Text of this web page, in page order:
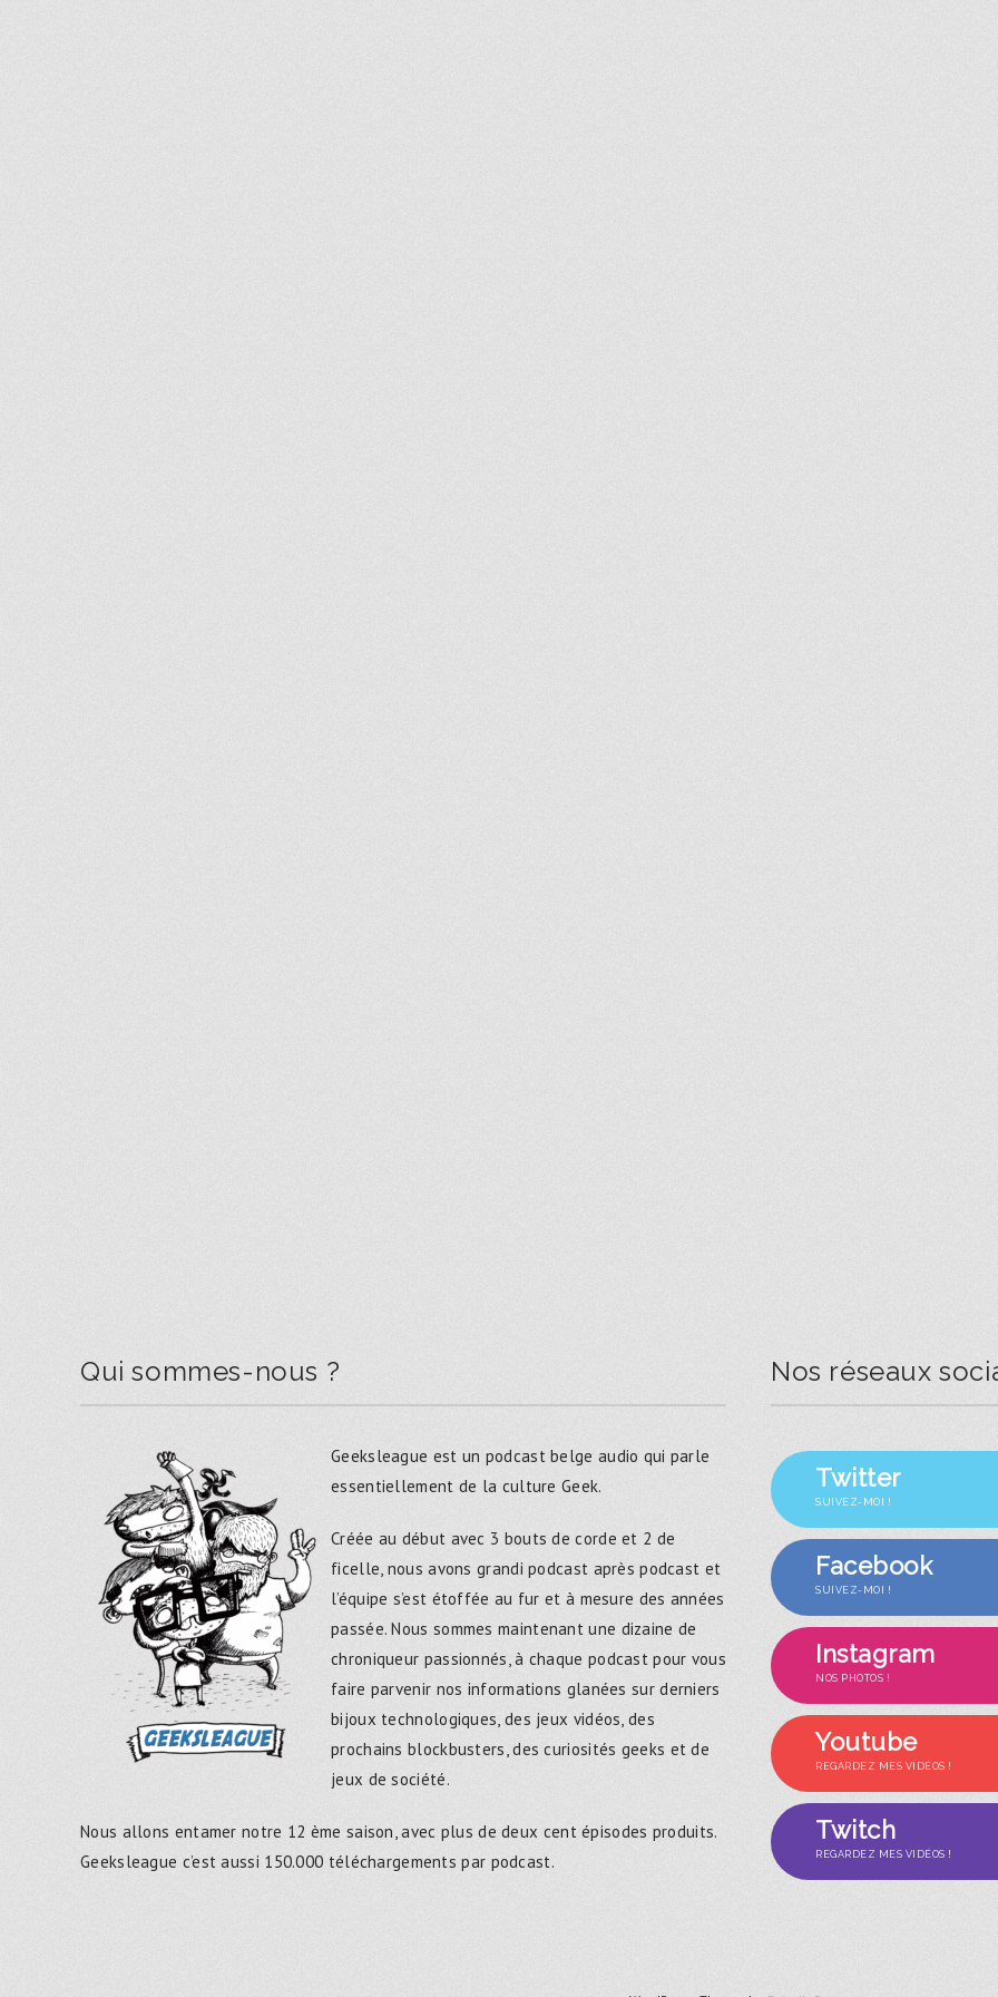
Qui sommes-nous ?
Geeksleague est un podcast belge audio qui parle
essentiellement de la culture Geek.
Créée au début avec 3 bouts de corde et 2 de
ficelle, nous avons grandi podcast après podcast et
l’équipe s’est étoffée au fur et à mesure des années
passée. Nous sommes maintenant une dizaine de
chroniqueur passionnés, à chaque podcast pour vous
faire parvenir nos informations glanées sur derniers
bijoux technologiques, des jeux vidéos, des
prochains blockbusters, des curiosités geeks et de
jeux de société.
Nous allons entamer notre 12 ème saison, avec plus de deux cent épisodes produits.
Geeksleague c’est aussi 150.000 téléchargements par podcast.
Nos réseaux
Twitter
SUIVEZ-MOI !
Facebook
SUIVEZ-MOI !
Instagram
NOS PHOTOS !
Youtube
REGARDEZ MES VIDÉOS !
Twitch
REGARDEZ MES VIDÉOS !